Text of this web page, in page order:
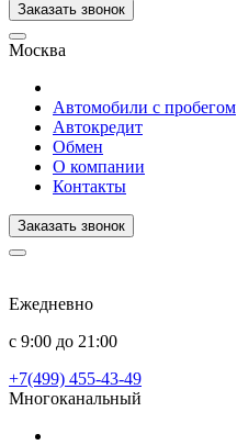
Заказать звонок
Москва
Автомобили с пробегом
Автокредит
Обмен
О компании
Контакты
Заказать звонок
Ежедневно
с 9:00 до 21:00
+7(499) 455-43-49
Многоканальный